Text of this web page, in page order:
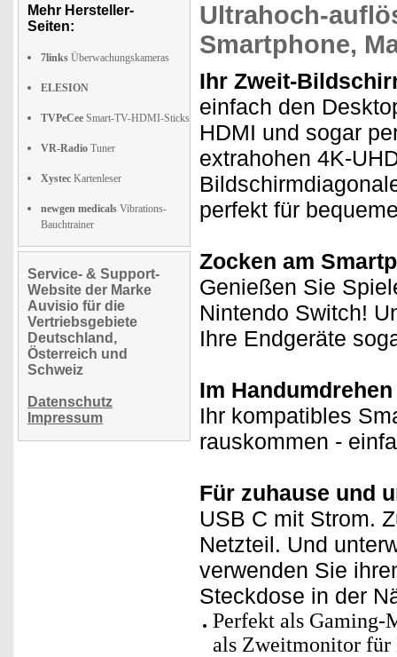
Mehr Hersteller-
Seiten:
7links Überwachungskameras
ELESION
TVPeCee Smart-TV-HDMI-Sticks
VR-Radio Tuner
Xystec Kartenleser
newgen medicals Vibrations-
Bauchtrainer
Service- & Support-
Website der Marke
Auvisio für die
Vertriebsgebiete
Deutschland,
Österreich und
Schweiz
Datenschutz
Impressum
Ultrahoch-
Smartphone,
Ihr Zweit-
einfach den
HDMI und sogar
extrahohen 4K-
perfekt für
Zocken am
Genießen Sie
Nintendo Switch!
Ihre Endgeräte
Im
Ihr kompatibles
rauskommen -
Für zuhause und
USB C mit Strom.
Netzteil. Und
verwenden Sie
Steckdose in der
Perfekt als Gaming-
als Zweitmonitor für